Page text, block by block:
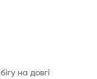
на довгі